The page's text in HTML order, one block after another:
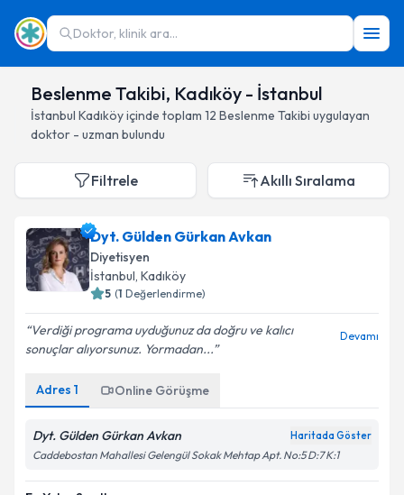
Doktor, klinik ara...
Beslenme Takibi, Kadıköy - İstanbul
İstanbul Kadıköyiçinde toplam 12 Beslenme Takibi uygulayan
doktor - uzman bulundu
Filtrele Akıllı Sıralama
Dyt. Gülden Gürkan Avkan
Diyetisyen
İstanbul, Kadıköy
5 (1 Değerlendirme)
Verdiği programa uyduğunuz da doğru ve kalıcı
sonuçlar alıyorsunuz. Yormadan...
Devamı
Adres 1 Online Görüşme
Dyt. Gülden Gürkan Avkan Haritada Göster
Caddebostan Mahallesi Gelengül Sokak Mehtap Apt. No:5 D:7 K:1